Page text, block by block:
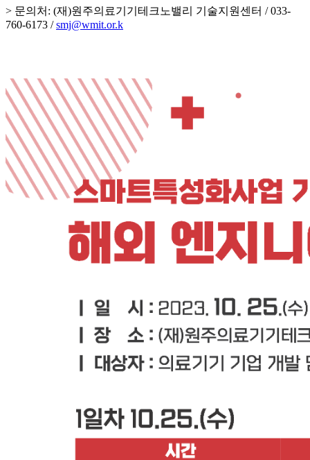
> 문의처: (재)원주의료기기테크노밸리 기술지원센터 / 033-
760-6173 /smj@wmit.or.k